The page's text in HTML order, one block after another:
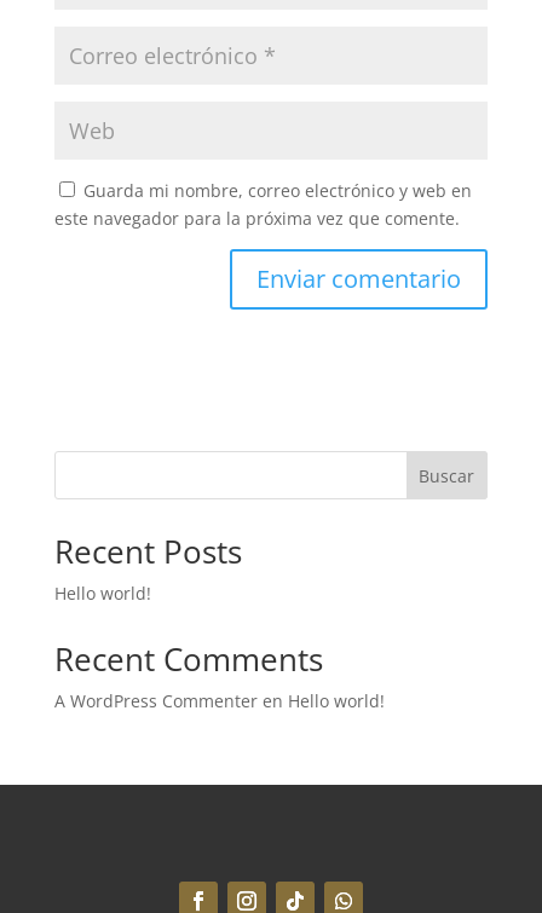
Guarda mi nombre, correo electrónico y web en
este navegador para la próxima vez que comente.
Buscar
Recent Posts
Hello world!
Recent Comments
A WordPress Commenteren Hello world!